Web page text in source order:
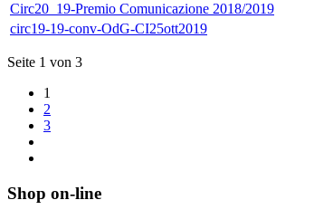
Circ20_19-Premio Comunicazione 2018/2019
circ19-19-conv-OdG-CI25ott2019
Seite 1 von 3
1
2
3
Shop on-line